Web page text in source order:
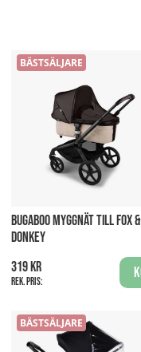
BÄSTSÄLJARE
BUGABOO MYGGNÄT TILL FOX &
DONKEY
319 kr
Rek. pris:
BÄSTSÄLJARE